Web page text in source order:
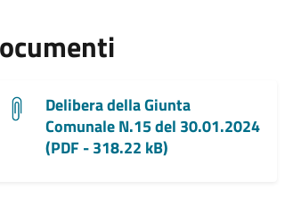
Delibera della Giunta
Comunale N.15 del 30.01.2024
(PDF - 318.22 kB)